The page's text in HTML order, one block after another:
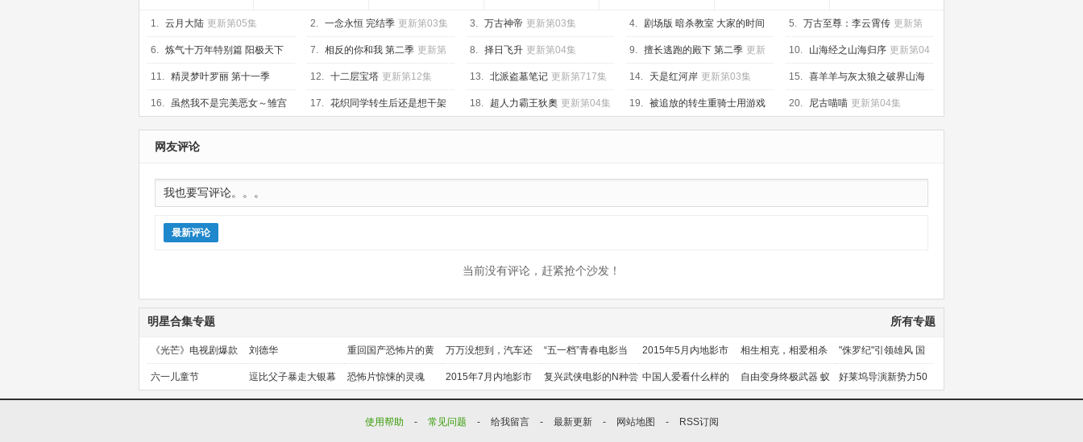
能
1. 云月大陆 更新第05集 2. 一念永恒 完结季 更新第03集 3. 万古神帝 更新第03集 4. 剧场版 暗杀教室 大家的时间
更新第01集
5. 万古至尊：李云霄传 更新第
05集
6. 炼气十万年特别篇 阳极天下
更新第01集
7. 相反的你和我 第二季 更新第
03集
8. 择日飞升 更新第04集 9. 擅长逃跑的殿下 第二季 更新
第02集
10. 山海经之山海归序 更新第04
集
11. 精灵梦叶罗丽 第十一季
（下） 更新第06集
12. 十二层宝塔 更新第12集 13. 北派盗墓笔记 更新第717集 14. 天是红河岸 更新第03集 15. 喜羊羊与灰太狼之破界山海
诀 更新第60集
16. 虽然我不是完美恶女～雏宫
蝶鼠替换传～ 更新第03集
17. 花织同学转生后还是想干架
更新第02集
18. 超人力霸王狄奧 更新第04集 19. 被追放的转生重骑士用游戏
知识开无双 更新第04集
20. 尼古喵喵 更新第04集
网友评论
最新评论
当前没有评论，赶紧抢个沙发！
所有专题
明星合集专题
《光芒》电视剧爆款
预定！
刘德华 重回国产恐怖片的黄
金时代
万万没想到，汽车还
能干这个？
“五一档”青春电影当
道
2015年5月内地影市
前瞻
相生相克，相爱相杀 "侏罗纪"引领雄风 国
产片下旬逆袭
六一儿童节 逗比父子暴走大银幕 恐怖片惊悚的灵魂 2015年7月内地影市
前瞻
复兴武侠电影的N种尝
试
中国人爱看什么样的
喜剧？
自由变身终极武器 蚁
人能力使用者大盘点
好莱坞导演新势力50
人上篇
使用帮助
- 常见问题 - 给我留言 - 最新更新 - 网站地图 - RSS订阅